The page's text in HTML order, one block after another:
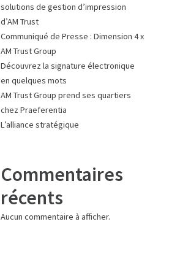
solutions de gestion d’impression
d’AM Trust
Communiqué de Presse : Dimension 4 x
AM Trust Group
Découvrez la signature électronique
en quelques mots
AM Trust Group prend ses quartiers
chez Praeferentia
L’alliance stratégique
Commentaires
récents
Aucun commentaire à afficher.